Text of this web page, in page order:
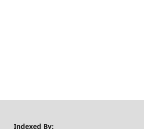
Indexed By: